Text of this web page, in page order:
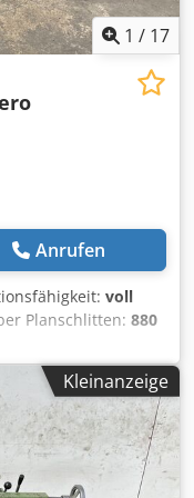
1 / 17
Anrufen
voll
Planschlitten: 880
1.600 mm,
– Spindelbohrung:
Hersteller:
Super RT-API
der Öl-
Kleinanzeige